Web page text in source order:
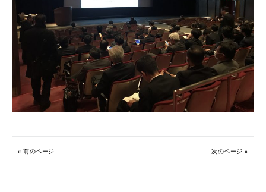
« 前のページ 次のページ »